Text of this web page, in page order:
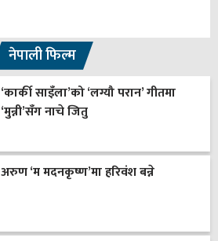
नेपाली फिल्म
‘कार्की साइँला’को ‘लग्यौ परान’ गीतमा
‘मुन्नी’सँग नाचे जितु
अरुण ‘म मदनकृष्ण’मा हरिवंश बन्ने